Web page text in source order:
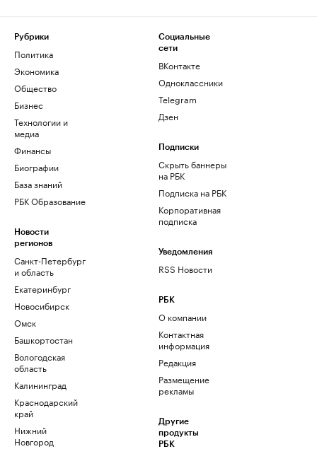
Рубрики
Политика
Экономика
Общество
Бизнес
Технологии и
медиа
Финансы
Биографии
База знаний
РБК Образование
Новости
регионов
Санкт-Петербург
и область
Екатеринбург
Новосибирск
Омск
Башкортостан
Вологодская
область
Калининград
Краснодарский
край
Нижний
Новгород
Социальные
сети
ВКонтакте
Одноклассники
Telegram
Дзен
Подписки
Скрыть баннеры
на РБК
Подписка на РБК
Корпоративная
подписка
Уведомления
RSS Новости
РБК
О компании
Контактная
информация
Редакция
Размещение
рекламы
Другие
продукты
РБК